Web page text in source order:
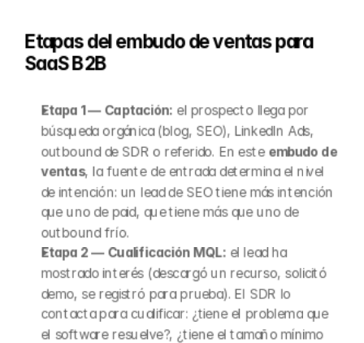
Etapas del embudo de ventas para
SaaS B2B
Etapa 1 — Captación: el prospecto llega por
búsqueda orgánica (blog, SEO), LinkedIn Ads,
outbound de SDR o referido. En este embudo de
ventas, la fuente de entrada determina el nivel
de intención: un lead de SEO tiene más intención
que uno de paid, que tiene más que uno de
outbound frío.
Etapa 2 — Cualificación MQL: el lead ha
mostrado interés (descargó un recurso, solicitó
demo, se registró para prueba). El SDR lo
contacta para cualificar: ¿tiene el problema que
el software resuelve?, ¿tiene el tamaño mínimo